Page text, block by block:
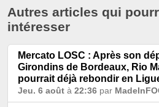
Autres articles qui
intéresser
Mercato LOSC : Après son
Girondins de Bordeaux, Rio
pourrait déjà rebondir en
Jeu. 6 août à 22:36 par